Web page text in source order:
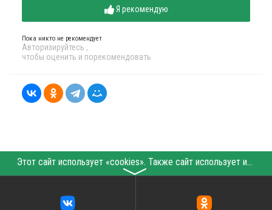
Я рекомендую
Пока никто не рекомендует
Авторизируйтесь ,
чтобы оценить и порекомендовать
Этот сайт использует «cookies». Также сайт использует интернет-сервис для сбора технических данных касательно посетителей с целью получения маркетинговой и статистической информации. Условия обработки данных посетителей сайта см.
〉